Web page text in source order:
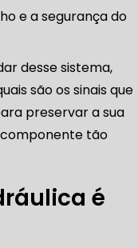
TENSOR
e a segurança do
desse sistema,
são os sinais que
preservar a sua
tão
é